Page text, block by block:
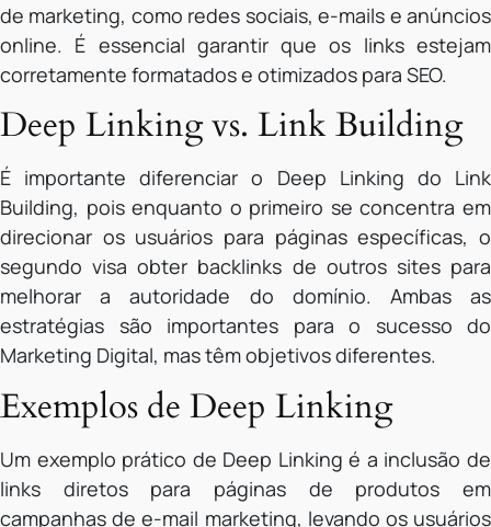
de marketing, como redes sociais, e-mails e anúncios
online. É essencial garantir que os links estejam
corretamente formatados e otimizados para SEO.
Deep Linking vs. Link Building
É importante diferenciar o Deep Linking do Link
Building, pois enquanto o primeiro se concentra em
direcionar os usuários para páginas específicas, o
segundo visa obter backlinks de outros sites para
melhorar a autoridade do domínio. Ambas as
estratégias são importantes para o sucesso do
Marketing Digital, mas têm objetivos diferentes.
Exemplos de Deep Linking
Um exemplo prático de Deep Linking é a inclusão de
links diretos para páginas de produtos em
campanhas de e-mail marketing, levando os usuários